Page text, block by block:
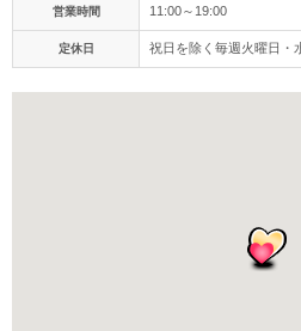
営業時間 11:00～19:00
定休日 祝日を除く毎週火曜日・